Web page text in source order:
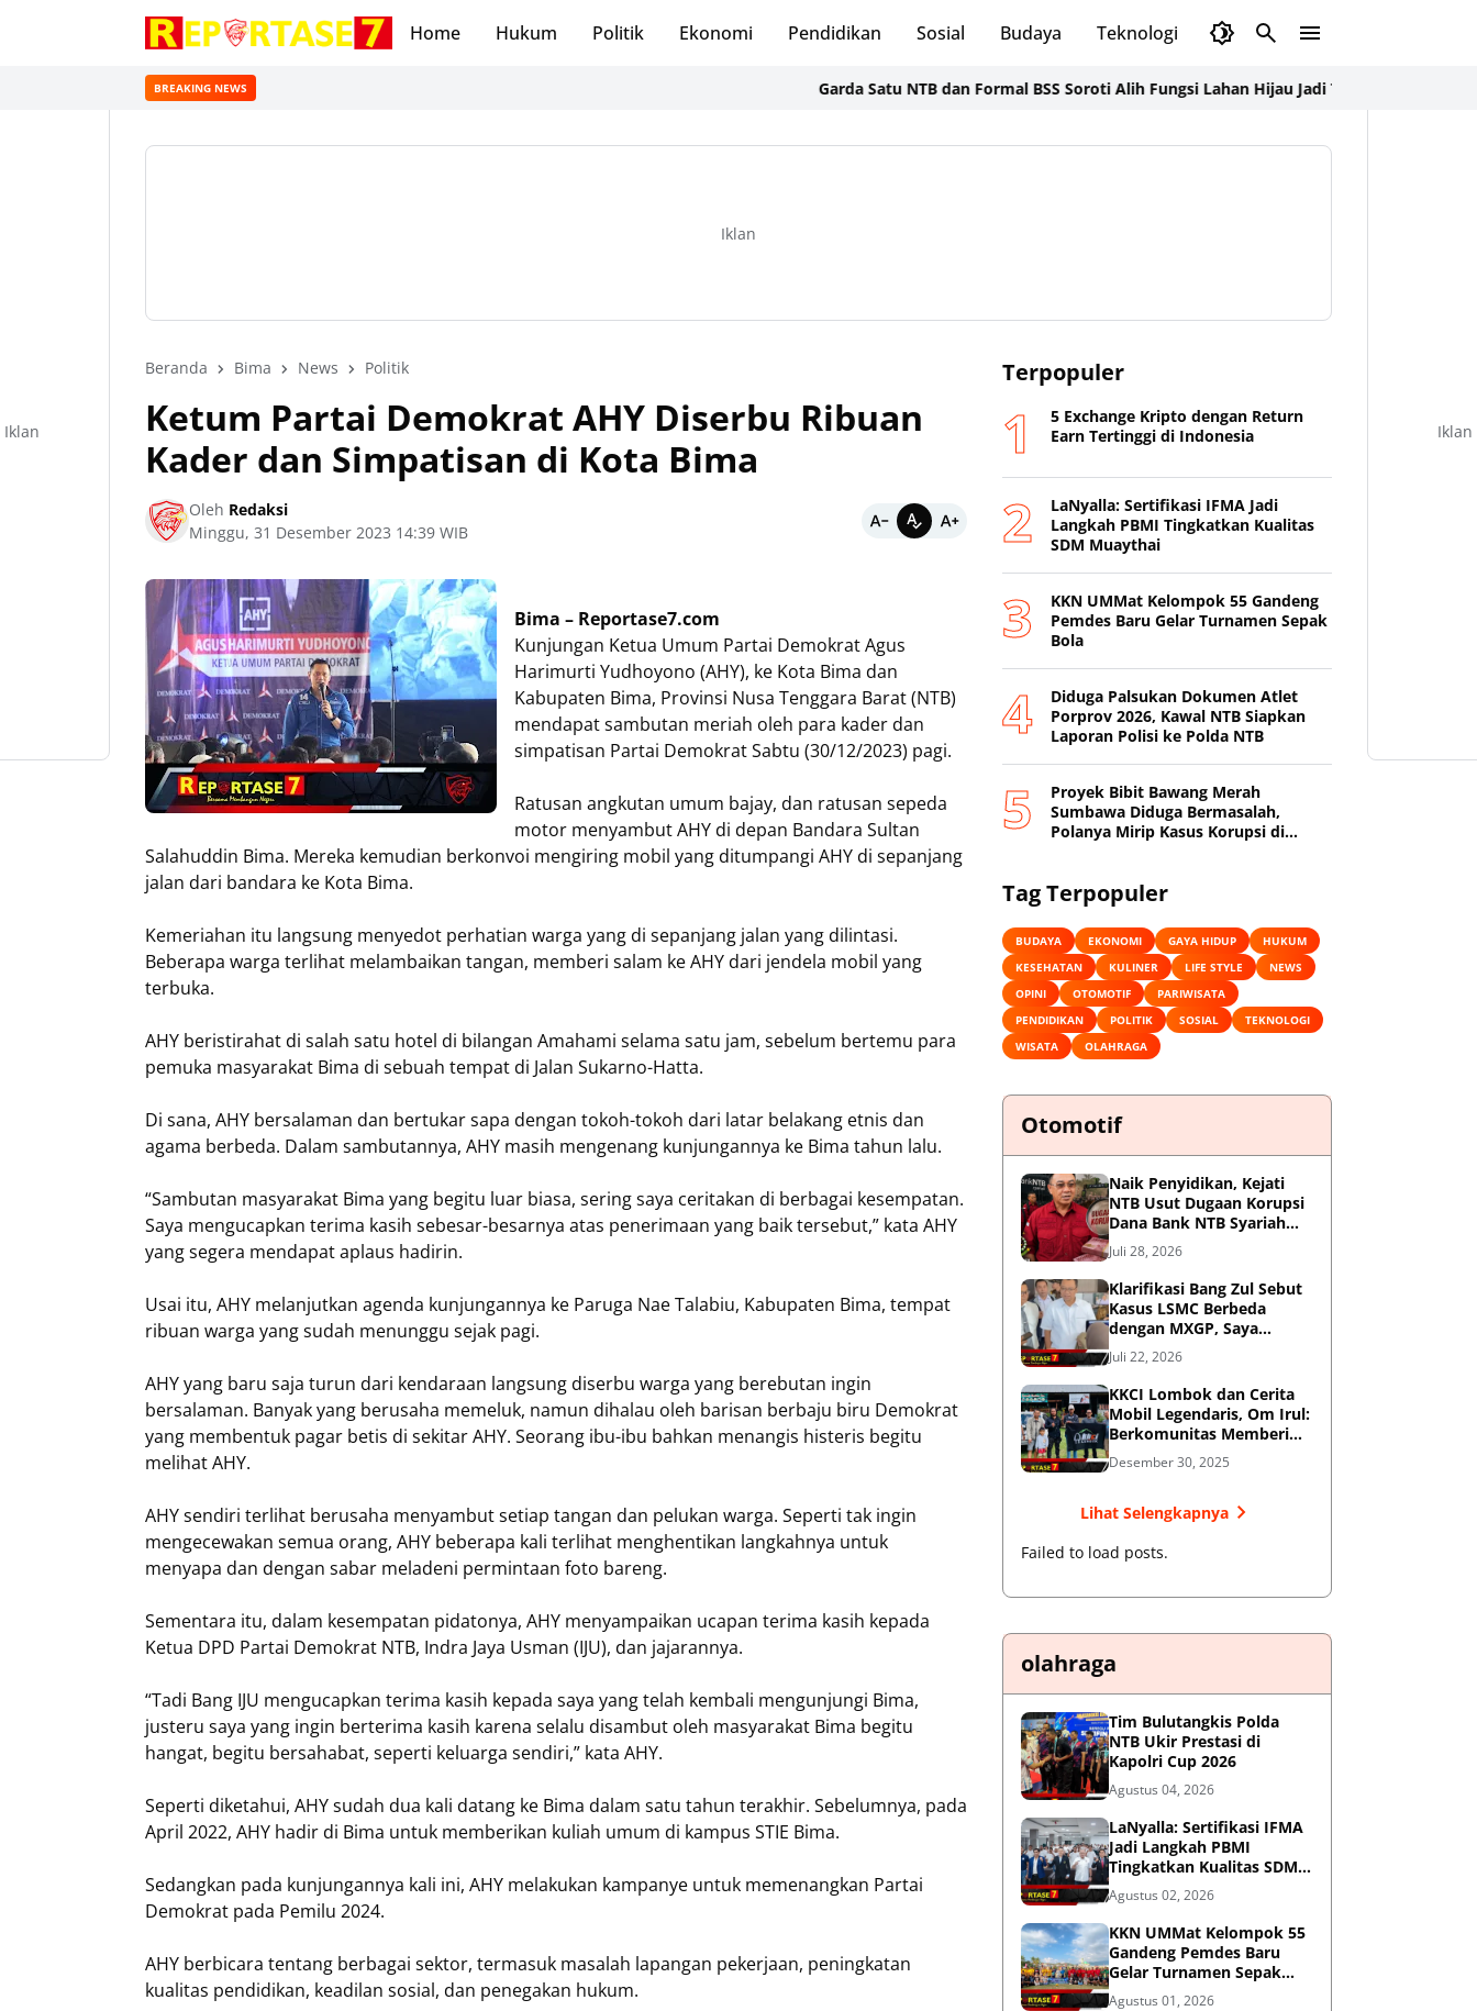
Home Hukum Politik Ekonomi Pendidikan Sosial Budaya Teknologi Olahraga
BREAKING NEWS Garda Satu NTB dan Formal BSS Soroti Alih Fungsi Lahan Hijau Jadi Tambak di Lunyuk
Iklan
Beranda Bima News Politik
Ketum Partai Demokrat AHY Diserbu Ribuan
Kader dan Simpatisan di Kota Bima
Oleh Redaksi
Minggu, 31 Desember 2023 14:39 WIB
Bima – Reportase7.com
Kunjungan Ketua Umum Partai Demokrat Agus
Harimurti Yudhoyono (AHY), ke Kota Bima dan
Kabupaten Bima, Provinsi Nusa Tenggara Barat (NTB)
mendapat sambutan meriah oleh para kader dan
simpatisan Partai Demokrat Sabtu (30/12/2023) pagi.
Ratusan angkutan umum bajay, dan ratusan sepeda
motor menyambut AHY di depan Bandara Sultan
Salahuddin Bima. Mereka kemudian berkonvoi mengiring mobil yang ditumpangi AHY di sepanjang
jalan dari bandara ke Kota Bima.
Kemeriahan itu langsung menyedot perhatian warga yang di sepanjang jalan yang dilintasi.
Beberapa warga terlihat melambaikan tangan, memberi salam ke AHY dari jendela mobil yang
terbuka.
AHY beristirahat di salah satu hotel di bilangan Amahami selama satu jam, sebelum bertemu para
pemuka masyarakat Bima di sebuah tempat di Jalan Sukarno-Hatta.
Di sana, AHY bersalaman dan bertukar sapa dengan tokoh-tokoh dari latar belakang etnis dan
agama berbeda. Dalam sambutannya, AHY masih mengenang kunjungannya ke Bima tahun lalu.
“Sambutan masyarakat Bima yang begitu luar biasa, sering saya ceritakan di berbagai kesempatan.
Saya mengucapkan terima kasih sebesar-besarnya atas penerimaan yang baik tersebut,” kata AHY
yang segera mendapat aplaus hadirin.
Usai itu, AHY melanjutkan agenda kunjungannya ke Paruga Nae Talabiu, Kabupaten Bima, tempat
ribuan warga yang sudah menunggu sejak pagi.
AHY yang baru saja turun dari kendaraan langsung diserbu warga yang berebutan ingin
bersalaman. Banyak yang berusaha memeluk, namun dihalau oleh barisan berbaju biru Demokrat
yang membentuk pagar betis di sekitar AHY. Seorang ibu-ibu bahkan menangis histeris begitu
melihat AHY.
AHY sendiri terlihat berusaha menyambut setiap tangan dan pelukan warga. Seperti tak ingin
mengecewakan semua orang, AHY beberapa kali terlihat menghentikan langkahnya untuk
menyapa dan dengan sabar meladeni permintaan foto bareng.
Sementara itu, dalam kesempatan pidatonya, AHY menyampaikan ucapan terima kasih kepada
Ketua DPD Partai Demokrat NTB, Indra Jaya Usman (IJU), dan jajarannya.
“Tadi Bang IJU mengucapkan terima kasih kepada saya yang telah kembali mengunjungi Bima,
justeru saya yang ingin berterima kasih karena selalu disambut oleh masyarakat Bima begitu
hangat, begitu bersahabat, seperti keluarga sendiri,” kata AHY.
Seperti diketahui, AHY sudah dua kali datang ke Bima dalam satu tahun terakhir. Sebelumnya, pada
April 2022, AHY hadir di Bima untuk memberikan kuliah umum di kampus STIE Bima.
Sedangkan pada kunjungannya kali ini, AHY melakukan kampanye untuk memenangkan Partai
Demokrat pada Pemilu 2024.
AHY berbicara tentang berbagai sektor, termasuk masalah lapangan pekerjaan, peningkatan
kualitas pendidikan, keadilan sosial, dan penegakan hukum.
Terpopuler
5 Exchange Kripto dengan Return
Earn Tertinggi di Indonesia
LaNyalla: Sertifikasi IFMA Jadi
Langkah PBMI Tingkatkan Kualitas
SDM Muaythai
KKN UMMat Kelompok 55 Gandeng
Pemdes Baru Gelar Turnamen Sepak
Bola
Diduga Palsukan Dokumen Atlet
Porprov 2026, Kawal NTB Siapkan
Laporan Polisi ke Polda NTB
Proyek Bibit Bawang Merah
Sumbawa Diduga Bermasalah,
Polanya Mirip Kasus Korupsi di
Tag Terpopuler
BUDAYA EKONOMI GAYA HIDUP
HUKUM
KESEHATAN
KULINER LIFE STYLE
NEWS
OPINI
OTOMOTIF
PARIWISATA
PENDIDIKAN
POLITIK SOSIAL
TEKNOLOGI
WISATA
OLAHRAGA
Otomotif
Naik Penyidikan, Kejati
NTB Usut Dugaan Korupsi
Dana Bank NTB Syariah
untuk MXGP 2023
Juli 28, 2026
Klarifikasi Bang Zul Sebut
Kasus LSMC Berbeda
dengan MXGP, Saya
Dipanggil Sebagai Saksi
Juli 22, 2026
KKCI Lombok dan Cerita
Mobil Legendaris, Om Irul:
Berkomunitas Memberi
Manfaat dan Membangun
Imej Positif
Desember 30, 2025
Lihat Selengkapnya
Failed to load posts.
olahraga
Tim Bulutangkis Polda
NTB Ukir Prestasi di
Kapolri Cup 2026
Agustus 04, 2026
LaNyalla: Sertifikasi IFMA
Jadi Langkah PBMI
Tingkatkan Kualitas SDM
Muaythai
Agustus 02, 2026
KKN UMMat Kelompok 55
Gandeng Pemdes Baru
Gelar Turnamen Sepak
Bola
Agustus 01, 2026
Iklan Iklan